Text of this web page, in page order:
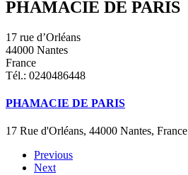
PHAMACIE DE PARIS
17 rue d’Orléans
44000 Nantes
France
Tél.: 0240486448
PHAMACIE DE PARIS
17 Rue d'Orléans, 44000 Nantes, France
Previous
Next